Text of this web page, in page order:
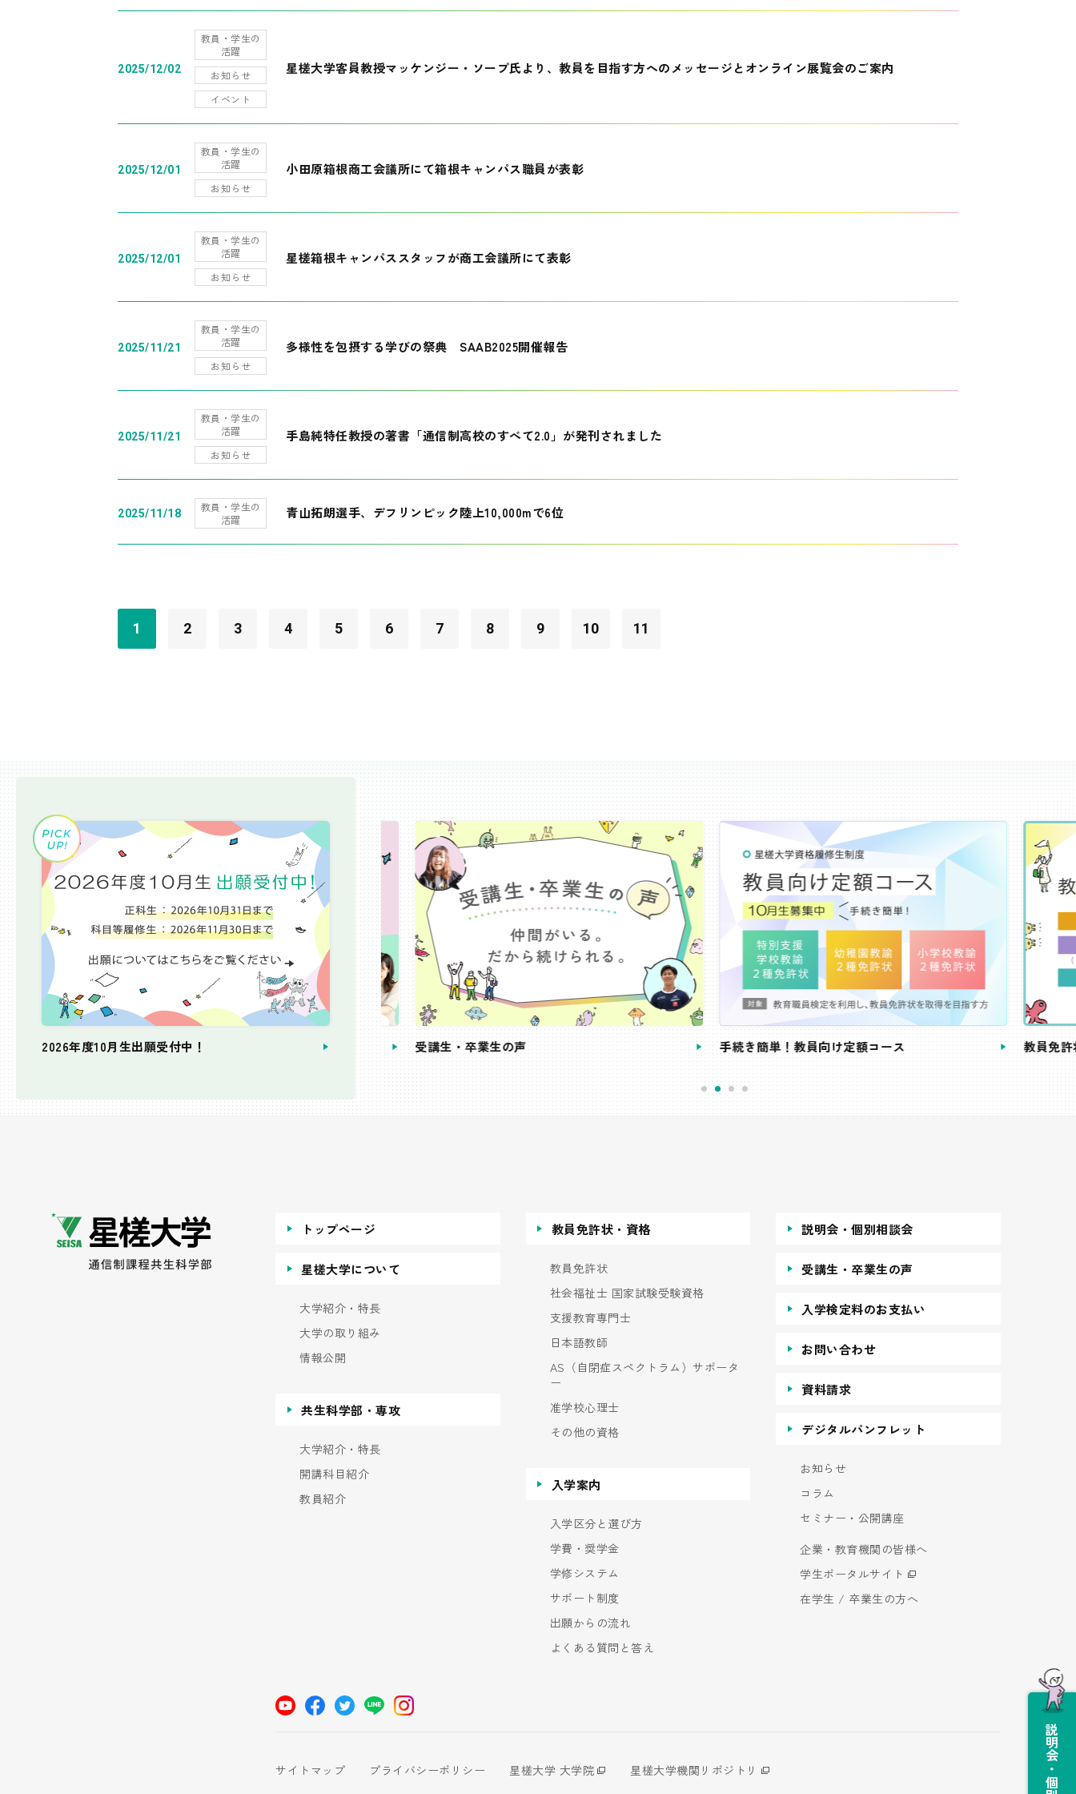
2025/12/02
教員・学生の
活躍
お知らせ
イベント
星槎大学客員教授マッケンジー・ソープ氏より、教員を目指す方へのメッセージとオンライン展覧会のご案内
2025/12/01
教員・学生の
活躍
お知らせ
小田原箱根商工会議所にて箱根キャンパス職員が表彰
2025/12/01
教員・学生の
活躍
お知らせ
星槎箱根キャンパススタッフが商工会議所にて表彰
2025/11/21
教員・学生の
活躍
お知らせ
多様性を包摂する学びの祭典 SAAB2025開催報告
2025/11/21
教員・学生の
活躍
お知らせ
手島純特任教授の著書「通信制高校のすべて2.0」が発刊されました
2025/11/18
教員・学生の
活躍
青山拓朗選手、デフリンピック陸上10,000mで6位
1 2 3 4 5 6 7 8 9 10 11
2026年度10月生出願受付中！
個別相談会 受講生・卒業生の声 手続き簡単！教員向け定額コース 教員免許状が
トップページ
星槎大学について
大学紹介・特長
大学の取り組み
情報公開
共生科学部・専攻
大学紹介・特長
開講科目紹介
教員紹介
教員免許状・資格
教員免許状
社会福祉士 国家試験受験資格
支援教育専門士
日本語教師
AS（自閉症スペクトラム）サポータ
ー
准学校心理士
その他の資格
入学案内
入学区分と選び方
学費・奨学金
学修システム
サポート制度
出願からの流れ
よくある質問と答え
説明会・個別相談会
受講生・卒業生の声
入学検定料のお支払い
お問い合わせ
資料請求
デジタルパンフレット
お知らせ
コラム
セミナー・公開講座
企業・教育機関の皆様へ
学生ポータルサイト
在学生 / 卒業生の方へ
サイトマップ プライバシーポリシー 星槎大学 大学院
星槎大学機関リポジトリ